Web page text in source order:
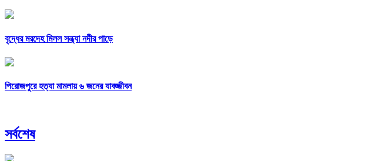
বৃদ্ধের মরদেহ মিলল সন্ধ্যা নদীর পাড়ে
পিরোজপুরে হত্যা মামলায় ৬ জনের যাবজ্জীবন
সর্বশেষ